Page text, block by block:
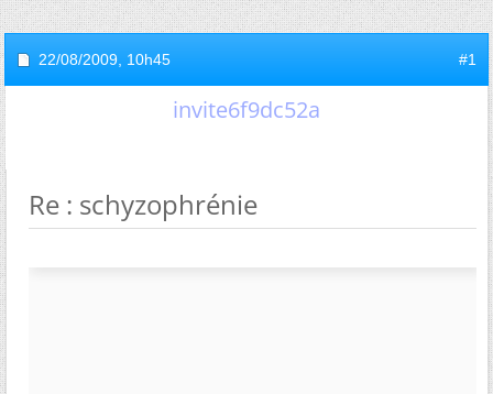
22/08/2009, 10h45 #1
invite6f9dc52a
Re : schyzophrénie